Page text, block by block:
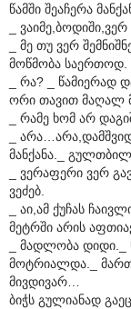
წამში შეაჩერა
_
_ მე თუ ვერ
მოწმობა საერთოდ.
_ რა? _ წამიერად
ორი თავით მაღალ
_ რამე ხომ არ
_
მანქანა._
_ ვერაფერი ვერ
ვეძებ.
_ აი,ამ ქუჩას
მეტრში არის
_ მადლობა დიდი._
მოტრიალდა._
მივდივარ…
ბიჭს გულიანად